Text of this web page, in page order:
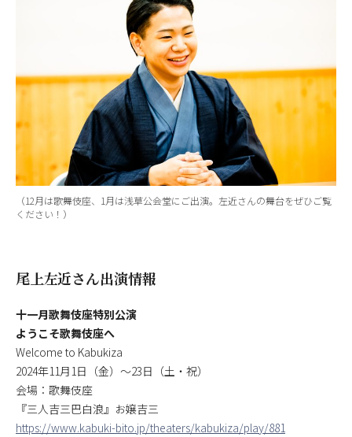
（12月は歌舞伎座、1月は浅草公会堂にご出演。左近さんの舞台をぜひご覧
ください！）
尾上左近さん出演情報
十一月歌舞伎座特別公演
ようこそ歌舞伎座へ
Welcome to Kabukiza
2024年11月1日（金）～23日（土・祝）
会場：歌舞伎座
『三人吉三巴白浪』お嬢吉三
https://www.kabuki-bito.jp/theaters/kabukiza/play/881